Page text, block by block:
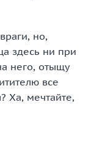
но,
здесь ни при
него, отыщу
все
Ха, мечтайте,